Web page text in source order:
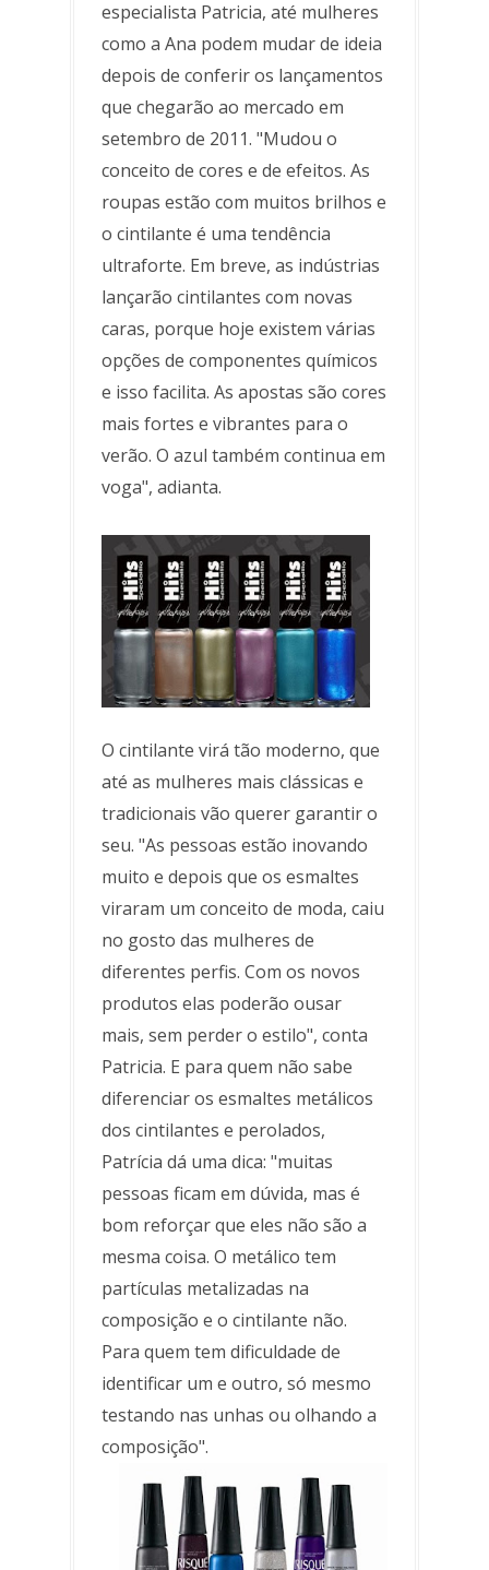
especialista Patricia, até mulheres
como a Ana podem mudar de ideia
depois de conferir os lançamentos
que chegarão ao mercado em
setembro de 2011. "Mudou o
conceito de cores e de efeitos. As
roupas estão com muitos brilhos e
o cintilante é uma tendência
ultraforte. Em breve, as indústrias
lançarão cintilantes com novas
caras, porque hoje existem várias
opções de componentes químicos
e isso facilita. As apostas são cores
mais fortes e vibrantes para o
verão. O azul também continua em
voga", adianta.
O cintilante virá tão moderno, que
até as mulheres mais clássicas e
tradicionais vão querer garantir o
seu. "As pessoas estão inovando
muito e depois que os esmaltes
viraram um conceito de moda, caiu
no gosto das mulheres de
diferentes perfis. Com os novos
produtos elas poderão ousar
mais, sem perder o estilo", conta
Patricia. E para quem não sabe
diferenciar os esmaltes metálicos
dos cintilantes e perolados,
Patrícia dá uma dica: "muitas
pessoas ficam em dúvida, mas é
bom reforçar que eles não são a
mesma coisa. O metálico tem
partículas metalizadas na
composição e o cintilante não.
Para quem tem dificuldade de
identificar um e outro, só mesmo
testando nas unhas ou olhando a
composição".